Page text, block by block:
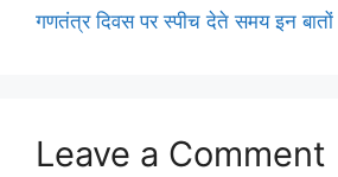
गणतंत्र दिवस पर स्पीच देते समय इन
Leave a Comment